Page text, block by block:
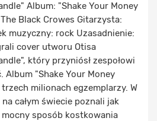
Album: "Shake Your Money
Black Crowes Gitarzysta:
muzyczny: rock Uzasadnienie:
cover utworu Otisa
który przyniósł zespołowi
Album "Shake Your Money
milionach egzemplarzy. W
całym świecie poznali jak
sposób kostkowania